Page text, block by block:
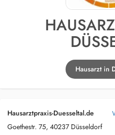
Hausarzt in
Hausarztpraxis-Duesseltal.de
Goethestr. 75, 40237 Düsseldorf